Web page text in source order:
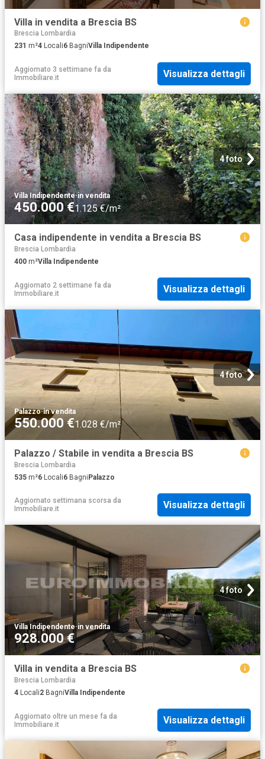
Villa in vendita a Brescia BS
Brescia Lombardia
231 m²4 Locali6 BagniVilla Indipendente
Aggiornato 3 settimane fa da
Immobiliare.it
Visualizza dettagli
4 foto
Villa Indipendente·in vendita
450.000 €1.125 €/m²
Casa indipendente in vendita a Brescia BS
Brescia Lombardia
400 m²Villa Indipendente
Aggiornato 2 settimane fa da
Immobiliare.it
Visualizza dettagli
4 foto
Palazzo·in vendita
550.000 €1.028 €/m²
Palazzo / Stabile in vendita a Brescia BS
Brescia Lombardia
535 m²6 Locali6 BagniPalazzo
Aggiornato settimana scorsa da
Immobiliare.it
Visualizza dettagli
4 foto
Villa Indipendente·in vendita
928.000 €
Villa in vendita a Brescia BS
Brescia Lombardia
4 Locali2 BagniVilla Indipendente
Aggiornato oltre un mese fa da
Immobiliare.it
Visualizza dettagli